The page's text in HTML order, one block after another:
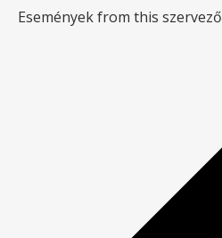
Események from this szervező